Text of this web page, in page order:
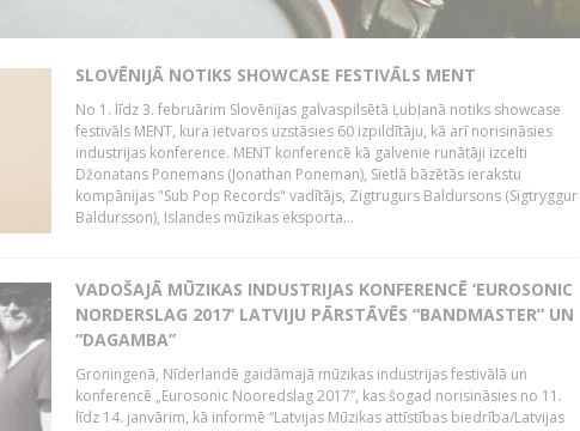
SLOVĒNIJĀ NOTIKS SHOWCASE FESTIVĀLS MENT
No 1. līdz 3. februārim Slovēnijas galvaspilsētā Ļubļanā notiks showcase
festivāls MENT, kura ietvaros uzstāsies 60 izpildītāju, kā arī norisināsies
industrijas konference. MENT konferencē kā galvenie runātāji izcelti
Džonatans Ponemans (Jonathan Poneman), Sietlā bāzētās ierakstu
kompānijas "Sub Pop Records" vadītājs, Zigtrugurs Baldursons (Sigtryggur
Baldursson), Islandes mūzikas eksporta...
VADOŠAJĀ MŪZIKAS INDUSTRIJAS KONFERENCĒ ‘EUROSONIC
NORDERSLAG 2017’ LATVIJU PĀRSTĀVĒS “BANDMASTER” UN
“DAGAMBA”
Groningenā, Nīderlandē gaidāmajā mūzikas industrijas festivālā un
konferencē „Eurosonic Nooredslag 2017”, kas šogad norisināsies no 11.
līdz 14. janvārim, kā informē “Latvijas Mūzikas attīstības biedrība/Latvijas